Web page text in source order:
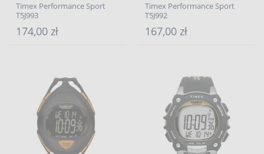
Timex Performance Sport
T5J993
174,00 zł
Timex Performance Sport
T5J992
167,00 zł